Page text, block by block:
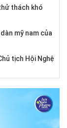
thách khó
mỹ nam của
tịch Hội Nghệ